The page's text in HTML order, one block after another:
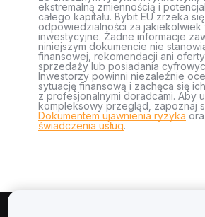
ekstremalną zmiennością i
całego kapitału. Bybit EU zrzeka
odpowiedzialności za jakiekolwiek
inwestycyjne. Żadne informacje
niniejszym dokumencie nie
finansowej, rekomendacji ani oferty
sprzedaży lub posiadania
Inwestorzy powinni niezależnie
sytuację finansową i zachęca się
z profesjonalnymi doradcami. Aby
kompleksowy przegląd, zapoznaj
Dokumentem ujawnienia ryzyka
świadczenia usług.